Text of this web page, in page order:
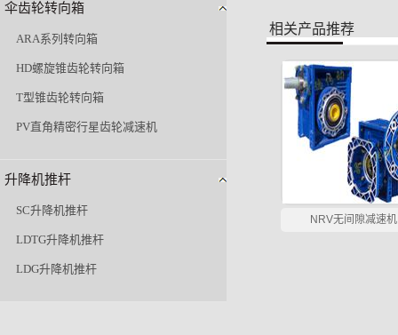
相关产品推荐
NRV无间隙减速机
伞齿轮转向箱
ARA系列转向箱
HD螺旋锥齿轮转向箱
T型锥齿轮转向箱
PV直角精密行星齿轮减速机
升降机推杆
SC升降机推杆
LDTG升降机推杆
LDG升降机推杆